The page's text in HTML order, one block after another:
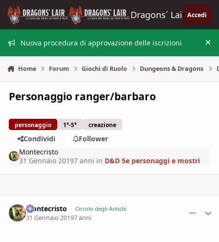
Vai al contenuto
Dragons´ Lair Accedi
Nuova procedura di approvazione delle iscrizioni
Home Forum Giochi di Ruolo Dungeons & Dragons
Personaggio ranger/barbaro
personaggio 1°-5° creazione
Condividi
Follower
Montecristo
31 Gennaio 20197 anni in D&D 5e personaggi e mostri
Montecristo Circolo degli Antichi
31 Gennaio 20197 anni